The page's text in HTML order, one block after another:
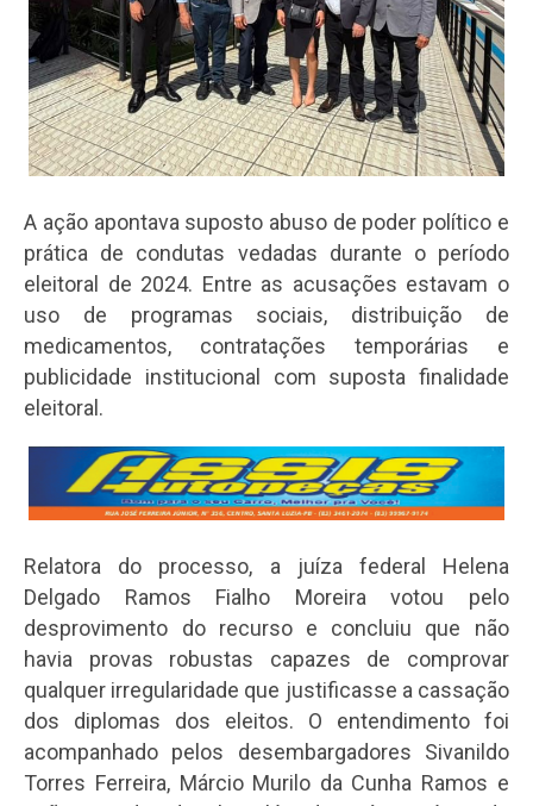
A ação apontava suposto abuso de poder político e
prática de condutas vedadas durante o período
eleitoral de 2024. Entre as acusações estavam o
uso de programas sociais, distribuição de
medicamentos, contratações temporárias e
publicidade institucional com suposta finalidade
eleitoral.
Relatora do processo, a juíza federal Helena
Delgado Ramos Fialho Moreira votou pelo
desprovimento do recurso e concluiu que não
havia provas robustas capazes de comprovar
qualquer irregularidade que justificasse a cassação
dos diplomas dos eleitos. O entendimento foi
acompanhado pelos desembargadores Sivanildo
Torres Ferreira, Márcio Murilo da Cunha Ramos e